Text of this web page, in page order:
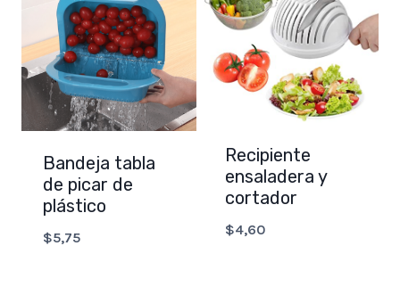
Bandeja tabla
de picar de
plástico
$5,75
Recipiente
ensaladera y
cortador
$4,60